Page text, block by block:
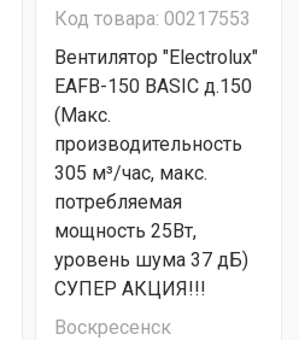
Код товара: 00217553
Вентилятор "Electrolux"
EAFB-150 BASIC д.150
(Макс.
производительность
305 м³/час, макс.
потребляемая
мощность 25Вт,
уровень шума 37 дБ)
СУПЕР АКЦИЯ!!!
Воскресенск